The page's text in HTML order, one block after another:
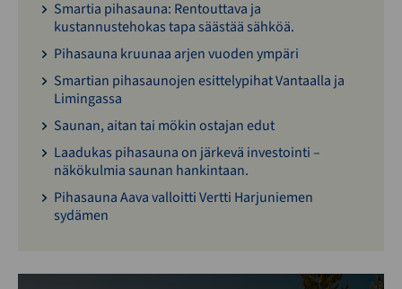
Smartia pihasauna: Rentouttava ja
kustannustehokas tapa säästää sähköä.
Pihasauna kruunaa arjen vuoden ympäri
Smartian pihasaunojen esittelypihat Vantaalla ja
Limingassa
Saunan, aitan tai mökin ostajan edut
Laadukas pihasauna on järkevä investointi –
näkökulmia saunan hankintaan.
Pihasauna Aava valloitti Vertti Harjuniemen
sydämen